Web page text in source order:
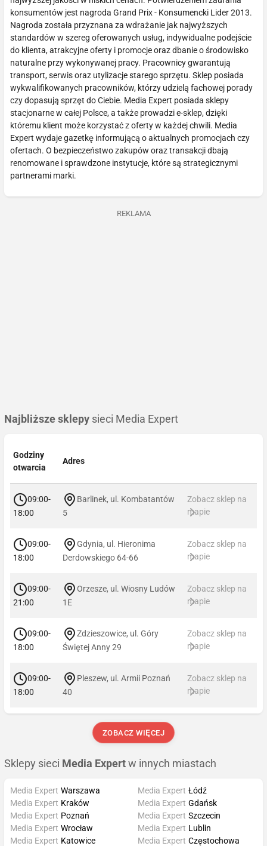
konsumentów jest nagroda Grand Prix - Konsumencki Lider 2013.
Nagroda została przyznana za wdrażanie jak najwyższych
standardów w szereg oferowanych usług, indywidualne podejście
do klienta, atrakcyjne oferty i promocje oraz dbanie o środowisko
naturalne przy wykonywanej pracy. Pracownicy gwarantują
transport, serwis oraz utylizacje starego sprzętu. Sklep posiada
wykwalifikowanych pracowników, którzy udzielą fachowej porady
czy dopasują sprzęt do Ciebie. Media Expert posiada sklepy
stacjonarne w całej Polsce, a także prowadzi e-sklep, dzięki
któremu klient może korzystać z oferty w każdej chwili. Media
Expert wydaje gazetkę informującą o aktualnych promocjach czy
ofertach. O bezpieczeństwo zakupów oraz transakcji dbają
renomowane i sprawdzone instytucje, które są strategicznymi
partnerami marki.
REKLAMA
Najbliższe sklepy sieci Media Expert
Godziny
otwarcia
Adres
09:00-
18:00
Barlinek, ul. Kombatantów
5
Zobacz sklep na
mapie
09:00-
18:00
Gdynia, ul. Hieronima
Derdowskiego 64-66
Zobacz sklep na
mapie
09:00-
21:00
Orzesze, ul. Wiosny Ludów
1E
Zobacz sklep na
mapie
09:00-
18:00
Zdzieszowice, ul. Góry
Świętej Anny 29
Zobacz sklep na
mapie
09:00-
18:00
Pleszew, ul. Armii Poznań
40
Zobacz sklep na
mapie
ZOBACZ WIĘCEJ
Sklepy sieci Media Expert w innych miastach
Media Expert Warszawa
Media Expert Kraków
Media Expert Poznań
Media Expert Wrocław
Media Expert Łódź
Media Expert Gdańsk
Media Expert Szczecin
Media Expert Lublin
Media Expert Katowice
Media Expert Częstochowa